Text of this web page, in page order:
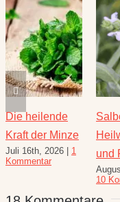
Die heilende
Kraft der Minze
Juli 16th, 2026
1
Kommentar
und
10